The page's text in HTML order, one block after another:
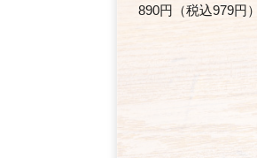
890円（税込979円）